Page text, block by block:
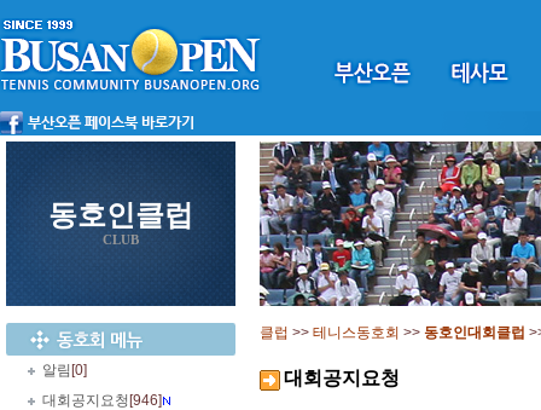
동호인클럽
CLUB
알림 [0]
대회공지요청 [946]
클럽 >> 테니스동호회 >> 동호인대회클럽
대회공지요청